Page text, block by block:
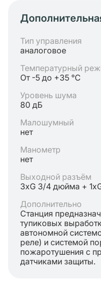
Тип управления
аналоговое
Температурный
От -5 до +35 °C
Уровень шума
80 дБ
Малошумный
нет
Манометр
нет
Выходной разъём
3хG 3/4 дюйма +
Дополнительно
Станция
тупиковых
автономной
реле) и системой
пожаротушения с
датчиками защиты.